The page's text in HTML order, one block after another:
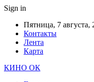
Sign in
Пятница, 7 августа,
Контакты
Лента
Карта
КИНО ОК